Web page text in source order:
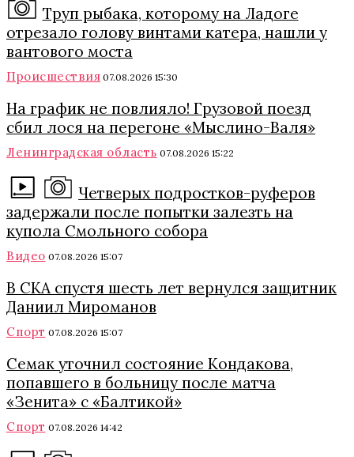
Труп рыбака, которому на Ладоге
отрезало голову винтами катера, нашли у
вантового моста
Происшествия 07.08.2026 15:30
На график не повлияло! Грузовой поезд
сбил лося на перегоне «Мыслино-Валя»
Ленинградская область 07.08.2026 15:22
Четверых подростков-руферов
задержали после попытки залезть на
купола Смольного собора
Видео 07.08.2026 15:07
В СКА спустя шесть лет вернулся защитник
Даниил Мироманов
Спорт 07.08.2026 15:07
Семак уточнил состояние Кондакова,
попавшего в больницу после матча
«Зенита» с «Балтикой»
Спорт 07.08.2026 14:42